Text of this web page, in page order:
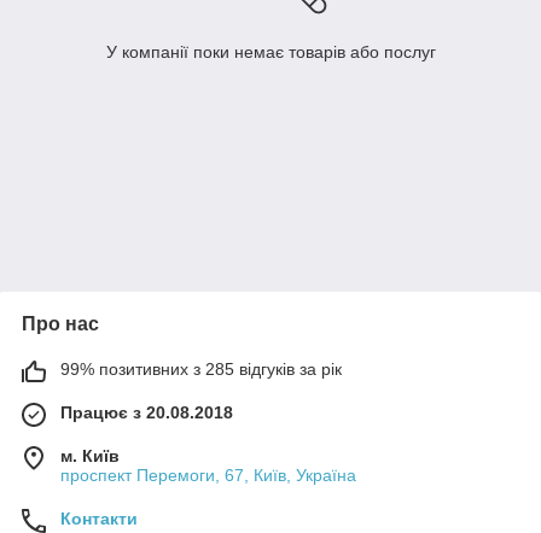
У компанії поки немає товарів або послуг
Про нас
99% позитивних з 285 відгуків за рік
Працює з 20.08.2018
м. Київ
проспект Перемоги, 67, Київ, Україна
Контакти